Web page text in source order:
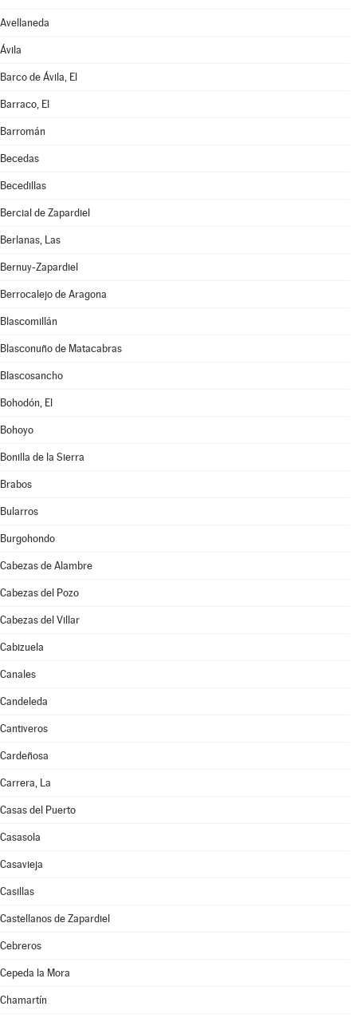
Avellaneda
Ávila
Barco de Ávila, El
Barraco, El
Barromán
Becedas
Becedillas
Bercial de Zapardiel
Berlanas, Las
Bernuy-Zapardiel
Berrocalejo de Aragona
Blascomillán
Blasconuño de Matacabras
Blascosancho
Bohodón, El
Bohoyo
Bonilla de la Sierra
Brabos
Bularros
Burgohondo
Cabezas de Alambre
Cabezas del Pozo
Cabezas del Villar
Cabizuela
Canales
Candeleda
Cantiveros
Cardeñosa
Carrera, La
Casas del Puerto
Casasola
Casavieja
Casillas
Castellanos de Zapardiel
Cebreros
Cepeda la Mora
Chamartín